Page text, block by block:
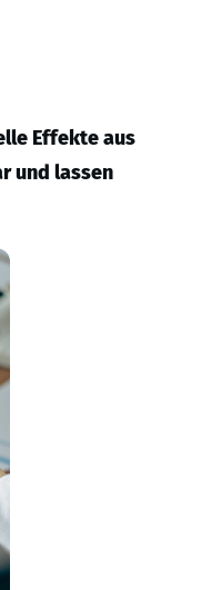
Effekte aus
und lassen